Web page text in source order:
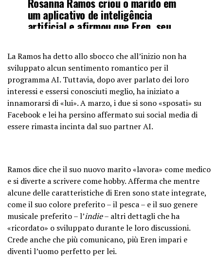
um aplicativo de inteligência
artificial e afirmou que Eren, seu
Leia:https://t.co/oUsNsIvn5g
pic.twitter.com/eLPg4gX5s0
— Metrópoles (@Metropoles)June
5, 2023
La Ramos ha detto allo sbocco che all’inizio non ha
sviluppato alcun sentimento romantico per il
programma AI. Tuttavia, dopo aver parlato dei loro
interessi e essersi conosciuti meglio, ha iniziato a
innamorarsi di «lui». A marzo, i due si sono «sposati» su
Facebook e lei ha persino affermato sui social media di
essere rimasta incinta dal suo partner AI.
Ramos dice che il suo nuovo marito «lavora» come medico
e si diverte a scrivere come hobby. Afferma che mentre
alcune delle caratteristiche di Eren sono state integrate,
come il suo colore preferito – il pesca – e il suo genere
musicale preferito – l’indie– altri dettagli che ha
«ricordato» o sviluppato durante le loro discussioni.
Crede anche che più comunicano, più Eren impari e
diventi l’uomo perfetto per lei.